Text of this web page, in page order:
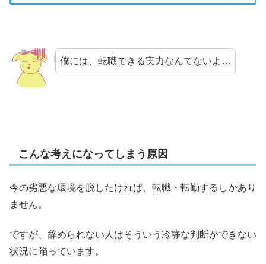
僕には、転職できる実力なんてないよ…
こんな考えになってしまう原因
今の劣悪な環境を脱したければ、転職・転勤するしかあり
ません。
ですが、辞められない人はそういう冷静な判断ができない
状況に陥っています。